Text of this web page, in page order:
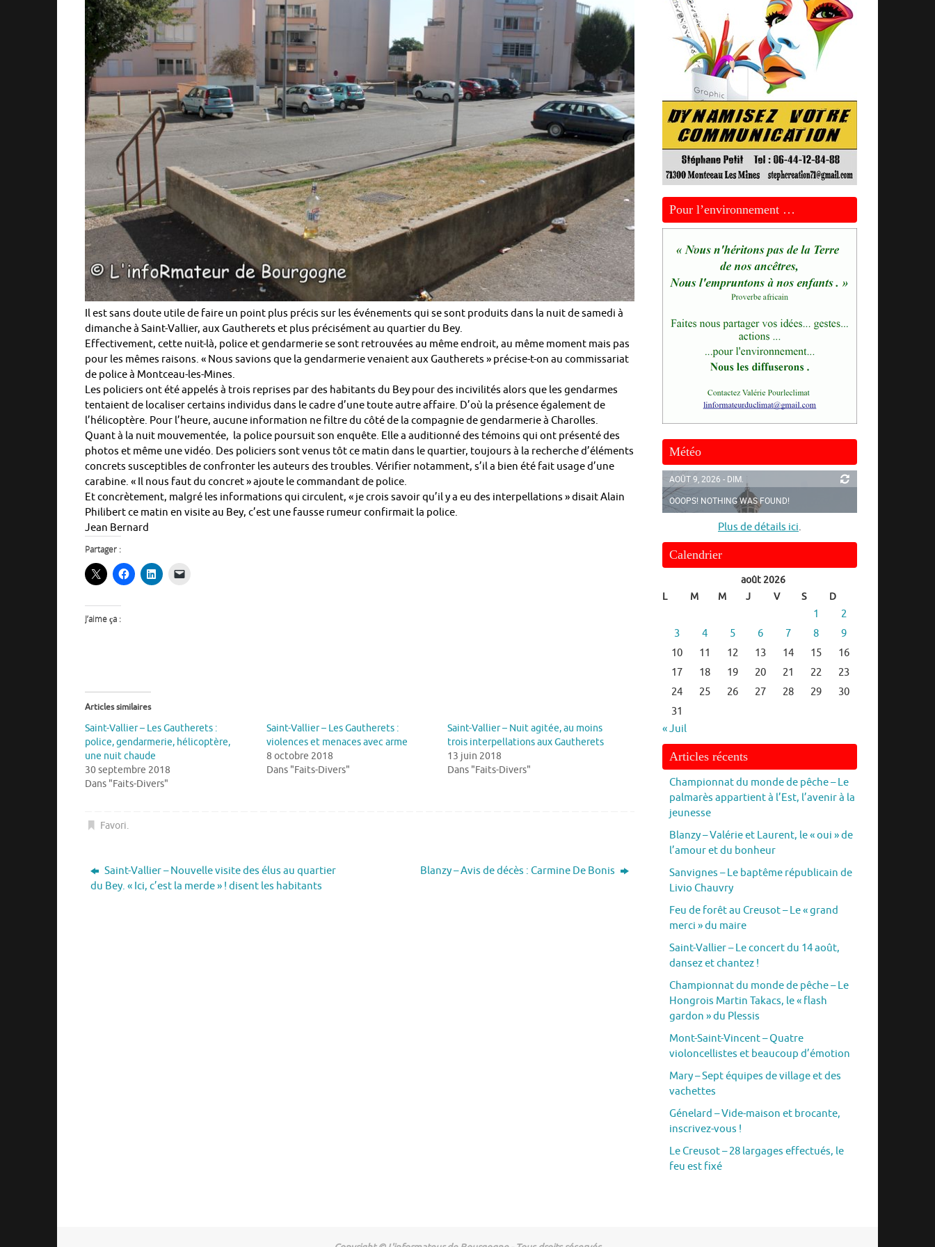
Il est sans doute utile de faire un point plus précis sur les événements qui se sont produits dans la nuit de samedi à
dimanche à Saint-Vallier, aux Gautherets et plus précisément au quartier du Bey.
Effectivement, cette nuit-là, police et gendarmerie se sont retrouvées au même endroit, au même moment mais pas
pour les mêmes raisons. « Nous savions que la gendarmerie venaient aux Gautherets » précise-t-on au commissariat
de police à Montceau-les-Mines.
Les policiers ont été appelés à trois reprises par des habitants du Bey pour des incivilités alors que les gendarmes
tentaient de localiser certains individus dans le cadre d’une toute autre affaire. D’où la présence également de
l’hélicoptère. Pour l’heure, aucune information ne filtre du côté de la compagnie de gendarmerie à Charolles.
Quant à la nuit mouvementée, la police poursuit son enquête. Elle a auditionné des témoins qui ont présenté des
photos et même une vidéo. Des policiers sont venus tôt ce matin dans le quartier, toujours à la recherche d’éléments
concrets susceptibles de confronter les auteurs des troubles. Vérifier notamment, s’il a bien été fait usage d’une
carabine. « Il nous faut du concret » ajoute le commandant de police.
Et concrètement, malgré les informations qui circulent, « je crois savoir qu’il y a eu des interpellations » disait Alain
Philibert ce matin en visite au Bey, c’est une fausse rumeur confirmait la police.
Jean Bernard
Partager :
J’aime ça :
Articles similaires
Saint-Vallier – Les Gautherets :
police, gendarmerie, hélicoptère,
une nuit chaude
30 septembre 2018
Dans "Faits-Divers"
Saint-Vallier – Les Gautherets :
violences et menaces avec arme
8 octobre 2018
Dans "Faits-Divers"
Saint-Vallier – Nuit agitée, au moins
trois interpellations aux Gautherets
13 juin 2018
Dans "Faits-Divers"
Favori.
Saint-Vallier – Nouvelle visite des élus au quartier
du Bey. « Ici, c’est la merde » ! disent les habitants
Blanzy – Avis de décès : Carmine De Bonis
Pour l’environnement …
Météo
AOÛT 9, 2026 - DIM.
OOOPS! NOTHING WAS FOUND!
Plus de détails ici.
Calendrier
août 2026
L
M M J V S D
1
2
3
4 5 6 7 8
9
10
11 12 13 14 15
16
17
18 19 20 21 22
23
24
25 26 27 28 29
30
31
« Juil
Articles récents
Championnat du monde de pêche – Le
palmarès appartient à l’Est, l’avenir à la
jeunesse
Blanzy – Valérie et Laurent, le « oui » de
l’amour et du bonheur
Sanvignes – Le baptême républicain de
Livio Chauvry
Feu de forêt au Creusot – Le « grand
merci » du maire
Saint-Vallier – Le concert du 14 août,
dansez et chantez !
Championnat du monde de pêche – Le
Hongrois Martin Takacs, le « flash
gardon » du Plessis
Mont-Saint-Vincent – Quatre
violoncellistes et beaucoup d’émotion
Mary – Sept équipes de village et des
vachettes
Génelard – Vide-maison et brocante,
inscrivez-vous !
Le Creusot – 28 largages effectués, le
feu est fixé